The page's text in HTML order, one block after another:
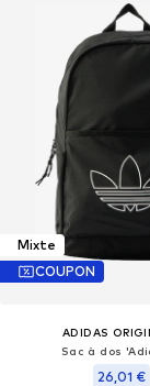
Mixte
COUPON
ADIDAS
Sac à dos
26,01 €